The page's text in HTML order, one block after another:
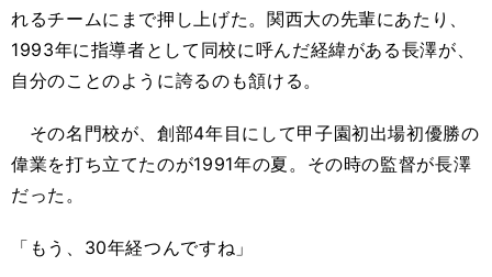
れるチームにまで押し上げた。関西大の先輩にあたり、
1993年に指導者として同校に呼んだ経緯がある長澤が、
自分のことのように誇るのも頷ける。
その名門校が、創部4年目にして甲子園初出場初優勝の
偉業を打ち立てたのが1991年の夏。その時の監督が長澤
だった。
「もう、30年経つんですね」